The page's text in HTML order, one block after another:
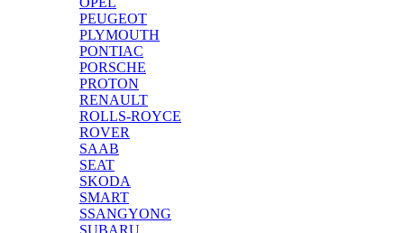
PEUGEOT
PLYMOUTH
PONTIAC
PORSCHE
PROTON
RENAULT
ROLLS-ROYCE
ROVER
SAAB
SEAT
SKODA
SMART
SSANGYONG
SUBARU